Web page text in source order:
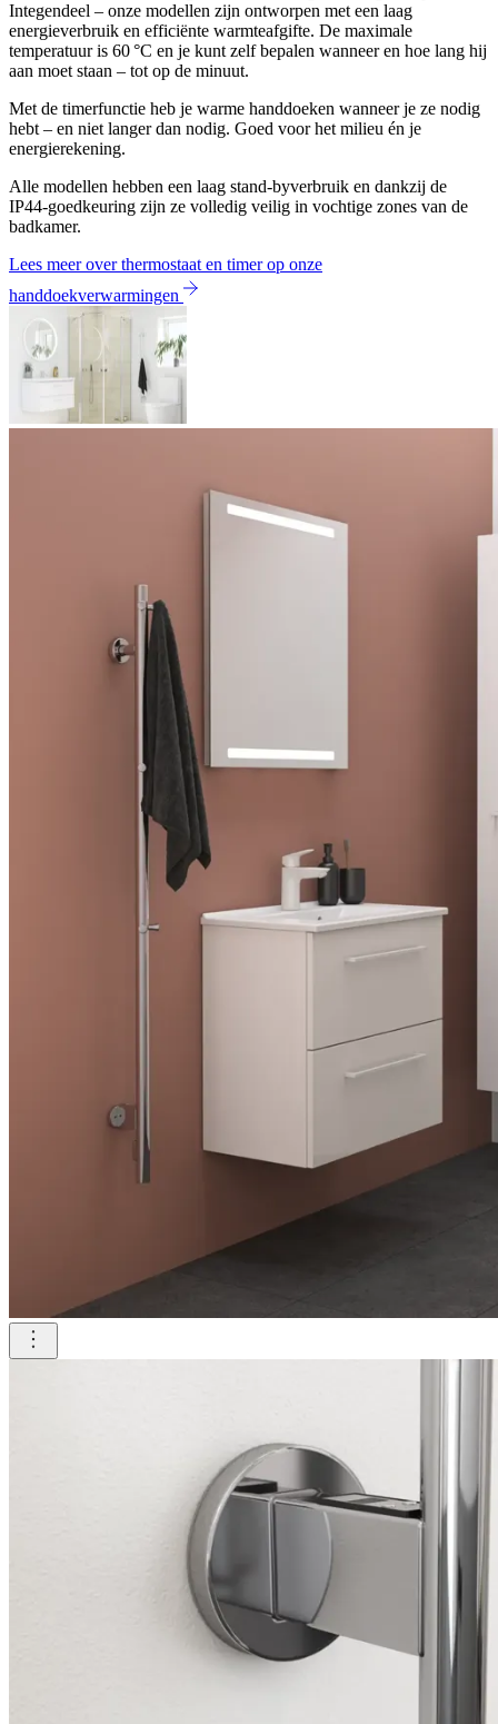
Integendeel – onze modellen zijn ontworpen met een laag
energieverbruik en efficiënte warmteafgifte. De maximale
temperatuur is 60 °C en je kunt zelf bepalen wanneer en hoe lang hij
aan moet staan – tot op de minuut.
Met de timerfunctie heb je warme handdoeken wanneer je ze nodig
hebt – en niet langer dan nodig. Goed voor het milieu én je
energierekening.
Alle modellen hebben een laag stand-byverbruik en dankzij de
IP44-goedkeuring zijn ze volledig veilig in vochtige zones van de
badkamer.
Lees meer over thermostaat en timer op onze
handdoekverwarmingen